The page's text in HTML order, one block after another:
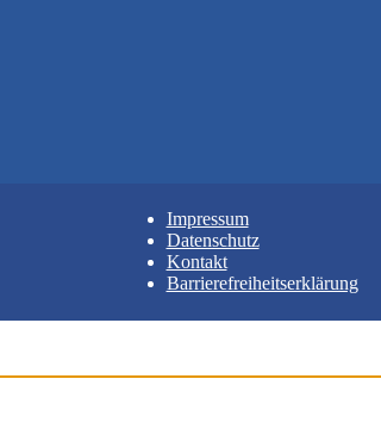
Impressum
Datenschutz
Kontakt
Barrierefreiheitserklärung